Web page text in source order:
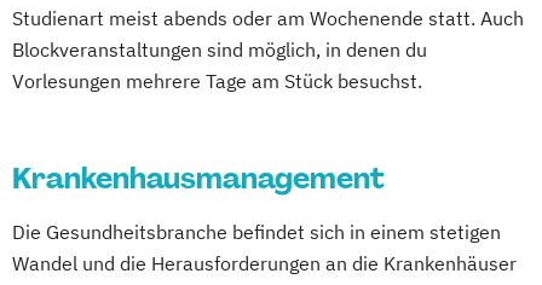
Studienart meist abends oder am Wochenende statt. Auch
Blockveranstaltungen sind möglich, in denen du
Vorlesungen mehrere Tage am Stück besuchst.
Krankenhausmanagement
Die Gesundheitsbranche befindet sich in einem stetigen
Wandel und die Herausforderungen an die Krankenhäuser